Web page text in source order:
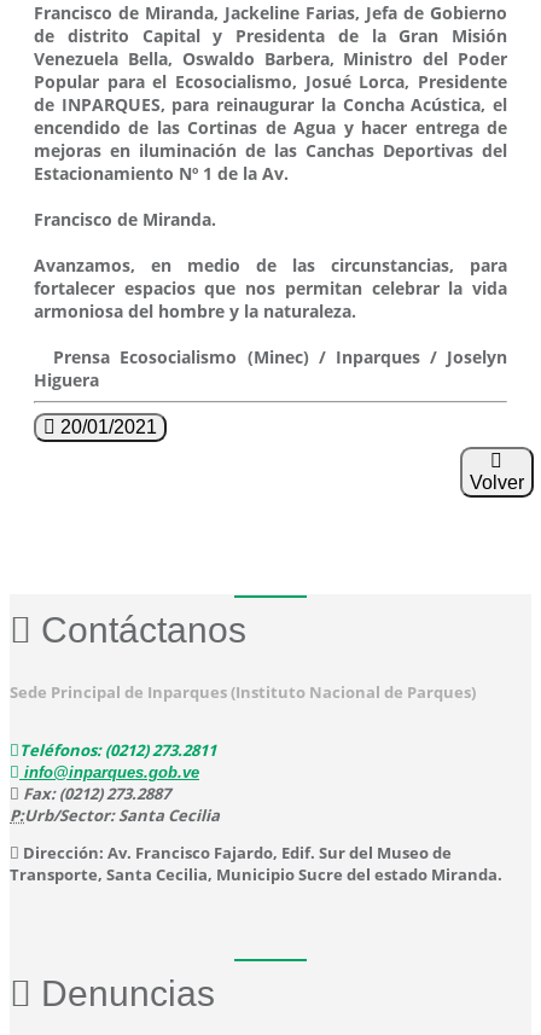
Francisco de Miranda, Jackeline Farias, Jefa de Gobierno
de distrito Capital y Presidenta de la Gran Misión
Venezuela Bella, Oswaldo Barbera, Ministro del Poder
Popular para el Ecosocialismo, Josué Lorca, Presidente
de INPARQUES, para reinaugurar la Concha Acústica, el
encendido de las Cortinas de Agua y hacer entrega de
mejoras en iluminación de las Canchas Deportivas del
Estacionamiento Nº 1 de la Av.
Francisco de Miranda.
Avanzamos, en medio de las circunstancias, para
fortalecer espacios que nos permitan celebrar la vida
armoniosa del hombre y la naturaleza.
Prensa Ecosocialismo (Minec) / Inparques / Joselyn
Higuera
20/01/2021
Volver
Contáctanos
Sede Principal de Inparques (Instituto Nacional de Parques)
Teléfonos: (0212) 273.2811
info@inparques.gob.ve
Fax: (0212) 273.2887
P:Urb/Sector: Santa Cecilia
Dirección: Av. Francisco Fajardo, Edif. Sur del Museo de
Transporte, Santa Cecilia, Municipio Sucre del estado Miranda.
Denuncias